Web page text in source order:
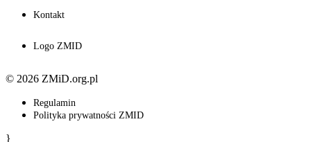
Kontakt
Logo ZMID
© 2026 ZMiD.org.pl
Regulamin
Polityka prywatności ZMID
}